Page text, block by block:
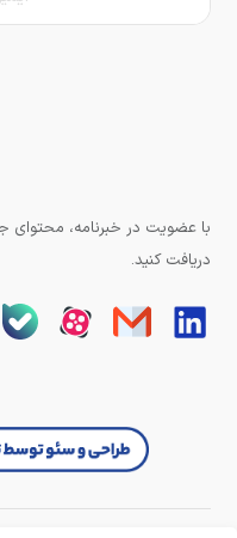
با عضویت در خبرنامه، محتوای
دریافت کنید.